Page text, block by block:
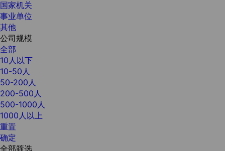
国家机关
事业单位
其他
公司规模
全部
10人以下
10-50人
50-200人
200-500人
500-1000人
1000人以上
重置
确定
全部筛选